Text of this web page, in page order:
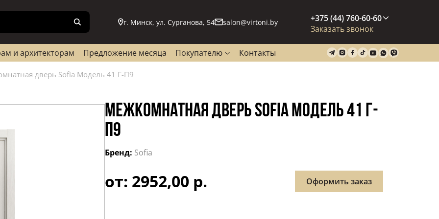
г. Минск, ул. Сурганова, 54 salon@virtoni.by
+375 (44) 760-60-60
Заказать звонок
и архитекторам Предложение месяца Покупателю Контакты
дверь Sofia Модель 41 Г-П9
МЕЖКОМНАТНАЯ ДВЕРЬ SOFIA МОДЕЛЬ 41 Г-
П9
Бренд: Sofia
от: 2952,00 р. Оформить заказ